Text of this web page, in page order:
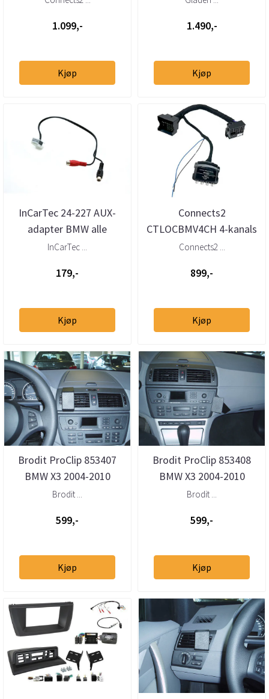
1.099,-
Kjøp
1.490,-
Kjøp
InCarTec 24-227 AUX-
adapter BMW alle
m/Quadlock
InCarTec ...
179,-
Kjøp
Connects2
CTLOCBMV4CH 4-kanals
høy-til-lavnivåadapter
Connects2 ...
899,-
Kjøp
Brodit ProClip 853407
BMW X3 2004-2010
Senter
Brodit ...
599,-
Kjøp
Brodit ProClip 853408
BMW X3 2004-2010
Vinklet
Brodit ...
599,-
Kjøp